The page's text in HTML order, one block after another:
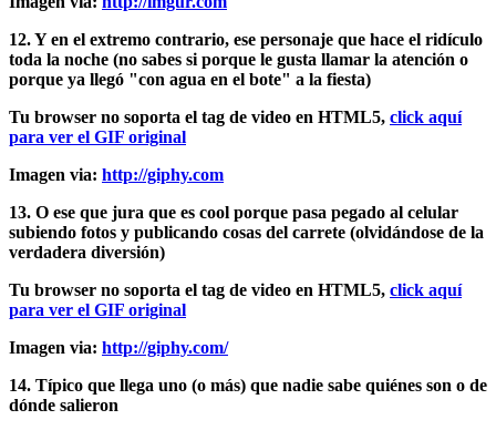
12. Y en el extremo contrario, ese personaje que hace el ridículo
toda la noche (no sabes si porque le gusta llamar la atención o
porque ya llegó "con agua en el bote" a la fiesta)
Tu browser no soporta el tag de video en HTML5, click aquí
para ver el GIF original
Imagen via: http://giphy.com
13. O ese que jura que es cool porque pasa pegado al celular
subiendo fotos y publicando cosas del carrete (olvidándose de la
verdadera diversión)
Tu browser no soporta el tag de video en HTML5, click aquí
para ver el GIF original
Imagen via: http://giphy.com/
14. Típico que llega uno (o más) que nadie sabe quiénes son o de
dónde salieron